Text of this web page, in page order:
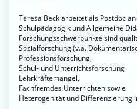
Teresa Beck arbeitet als Postdoc
Schulpädagogik und Allgemeine
Forschungsschwerpunkte sind
Sozialforschung (v.a.
Professionsforschung,
Schul- und Unterrichtsforschung
Lehrkräftemangel,
Fachfremdes Unterrichten sowie
Heterogenität und Differenzierung